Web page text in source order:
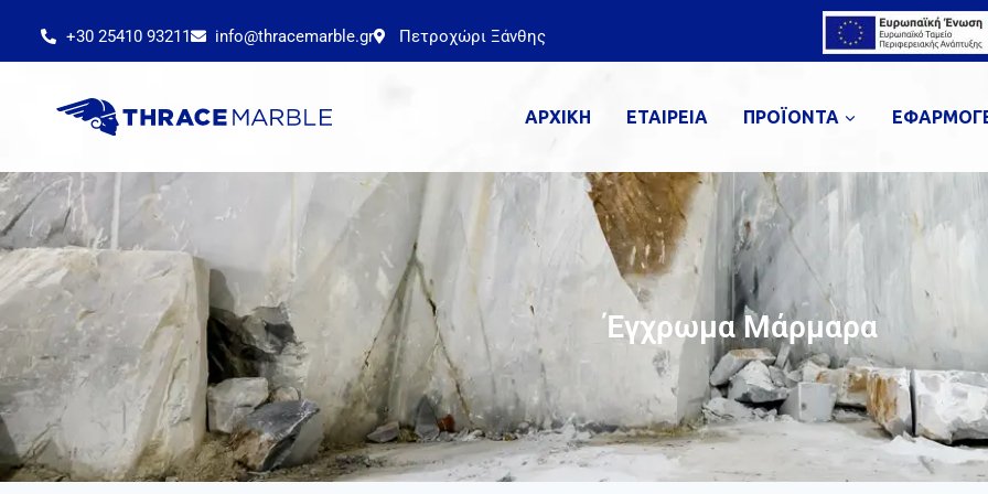
+30 25410 93211 info@thracemarble.gr Πετροχώρι Ξάνθης
ΑΡΧΙΚΗ ΕΤΑΙΡΕΙΑ ΠΡΟΪΟΝΤΑ
Έγχρωμα Μάρμαρα